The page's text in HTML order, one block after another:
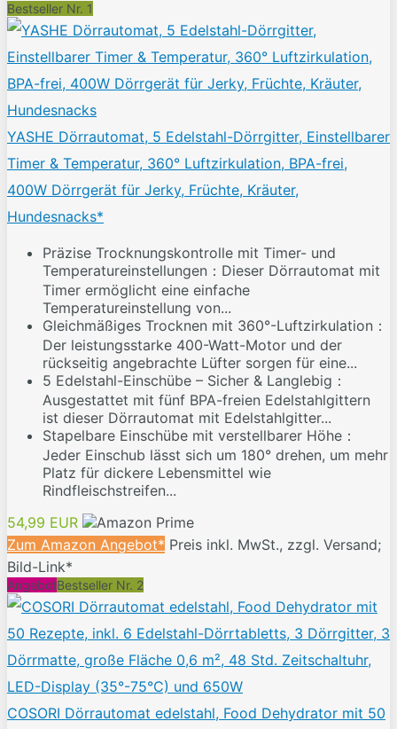
Bestseller Nr. 1
YASHE Dörrautomat, 5 Edelstahl-Dörrgitter, Einstellbarer
Timer & Temperatur, 360° Luftzirkulation, BPA-frei,
400W Dörrgerät für Jerky, Früchte, Kräuter,
Hundesnacks*
Präzise Trocknungskontrolle mit Timer- und
Temperatureinstellungen：Dieser Dörrautomat mit
Timer ermöglicht eine einfache
Temperatureinstellung von...
Gleichmäßiges Trocknen mit 360°-Luftzirkulation：
Der leistungsstarke 400-Watt-Motor und der
rückseitig angebrachte Lüfter sorgen für eine...
5 Edelstahl-Einschübe – Sicher & Langlebig：
Ausgestattet mit fünf BPA-freien Edelstahlgittern
ist dieser Dörrautomat mit Edelstahlgitter...
Stapelbare Einschübe mit verstellbarer Höhe：
Jeder Einschub lässt sich um 180° drehen, um mehr
Platz für dickere Lebensmittel wie
Rindfleischstreifen...
54,99 EUR
Zum Amazon Angebot* Preis inkl. MwSt., zzgl. Versand;
Bild-Link*
AngebotBestseller Nr. 2
COSORI Dörrautomat edelstahl, Food Dehydrator mit 50